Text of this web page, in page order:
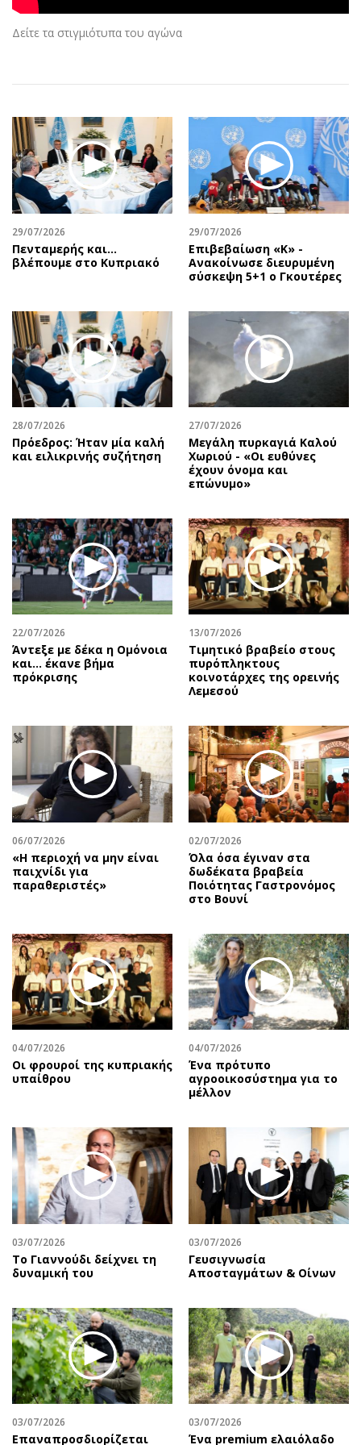
Αθλητισμός
Κύπρος
Διεθνή
Οικονομική
Οικονομία
Real Estate
Επιχειρήσεις
Αγορές
Money Review
AstroBank Properties
Ενέργεια
Ναυτιλία
Περιβάλλον
Ελλάδα
Κόσμος
Παράξενα
Πολιτισμός
Μουσική
Εικαστικά
Βιβλίο
Χειρόγραφα
Geek
Social
Αφιερώματα
Πολιτική
Οικονομία
Γενικά
Αναδρομές
Πρόσωπα
Περιβάλλον
Γυναίκα
Showbiz
Ταξίδια
Συνταγές
Έξοδος
Media
Εκπομπές
Wine routes
Uncut
Προσφορές
Προσωπικότητες στην ''Κ''
Επιστολές
Δείτε τα στιγμιότυπα του αγώνα
29/07/2026
Πενταμερής και…
βλέπουμε στο Κυπριακό
29/07/2026
Επιβεβαίωση «Κ» -
Ανακοίνωσε διευρυμένη
σύσκεψη 5+1 ο Γκουτέρες
28/07/2026
Πρόεδρος: Ήταν μία καλή
και ειλικρινής συζήτηση
27/07/2026
Μεγάλη πυρκαγιά Καλού
Χωριού - «Οι ευθύνες
έχουν όνομα και
επώνυμο»
22/07/2026
Άντεξε με δέκα η Ομόνοια
και... έκανε βήμα
πρόκρισης
13/07/2026
Τιμητικό βραβείο στους
πυρόπληκτους
κοινοτάρχες της ορεινής
Λεμεσού
06/07/2026
«Η περιοχή να μην είναι
παιχνίδι για
παραθεριστές»
02/07/2026
Όλα όσα έγιναν στα
δωδέκατα βραβεία
Ποιότητας Γαστρονόμος
στο Βουνί
04/07/2026
Οι φρουροί της κυπριακής
υπαίθρου
04/07/2026
Ένα πρότυπο
αγροοικοσύστημα για το
μέλλον
03/07/2026
Το Γιαννούδι δείχνει τη
δυναμική του
03/07/2026
Γευσιγνωσία
Αποσταγμάτων & Οίνων
03/07/2026
Επαναπροσδιορίζεται
03/07/2026
Ένα premium ελαιόλαδο